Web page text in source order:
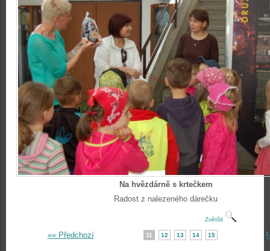
Na hvězdárně s krtečkem
Radost z nalezeného dárečku
Zvětšit
«« Předchozí 11 12 13 14 15